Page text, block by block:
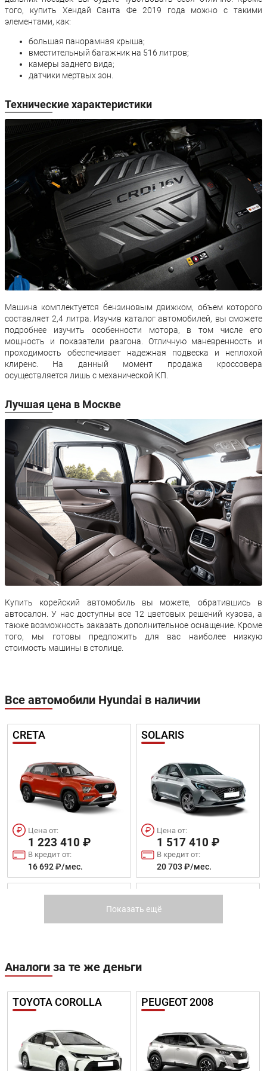
того, купить Хендай Санта Фе 2019 года можно с такими
элементами, как:
большая панорамная крыша;
вместительный багажник на 516 литров;
камеры заднего вида;
датчики мертвых зон.
Технические характеристики
Машина комплектуется бензиновым движком, объем которого
составляет 2,4 литра. Изучив каталог автомобилей, вы сможете
подробнее изучить особенности мотора, в том числе его
мощность и показатели разгона. Отличную маневренность и
проходимость обеспечивает надежная подвеска и неплохой
клиренс. На данный момент продажа кроссовера
осуществляется лишь с механической КП.
Лучшая цена в Москве
Купить корейский автомобиль вы можете, обратившись в
автосалон. У нас доступны все 12 цветовых решений кузова, а
также возможность заказать дополнительное оснащение. Кроме
того, мы готовы предложить для вас наиболее низкую
стоимость машины в столице.
Все автомобили Hyundai в наличии
CRETA
Цена от:
1 223 410 ₽
В кредит от:
16 692 ₽/мес.
SOLARIS
Цена от:
1 517 410 ₽
В кредит от:
20 703 ₽/мес.
SONATA
Цена от:
2 538 410 ₽
В кредит от:
ELANTRA 2021
Цена от:
1 834 410 ₽
В кредит от:
MUFASA TUCSON
Показать ещё
Аналоги за те же деньги
TOYOTA COROLLA PEUGEOT 2008